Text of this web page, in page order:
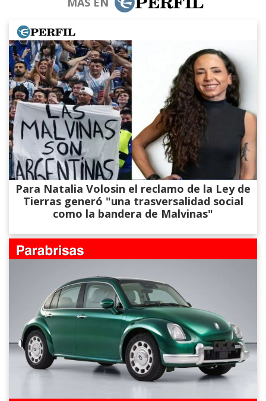
Para Natalia Volosin el reclamo de la Ley de
Tierras generó "una trasversalidad social
como la bandera de Malvinas"